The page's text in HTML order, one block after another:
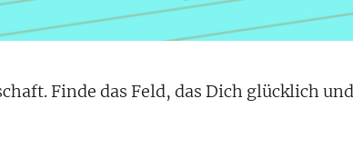
Finde das Feld, das Dich glücklich